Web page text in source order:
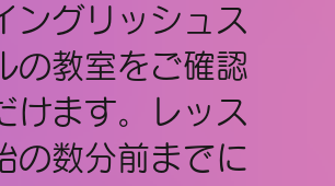
ングリッシュス
の教室をご確認
けます。レッス
の数分前までに